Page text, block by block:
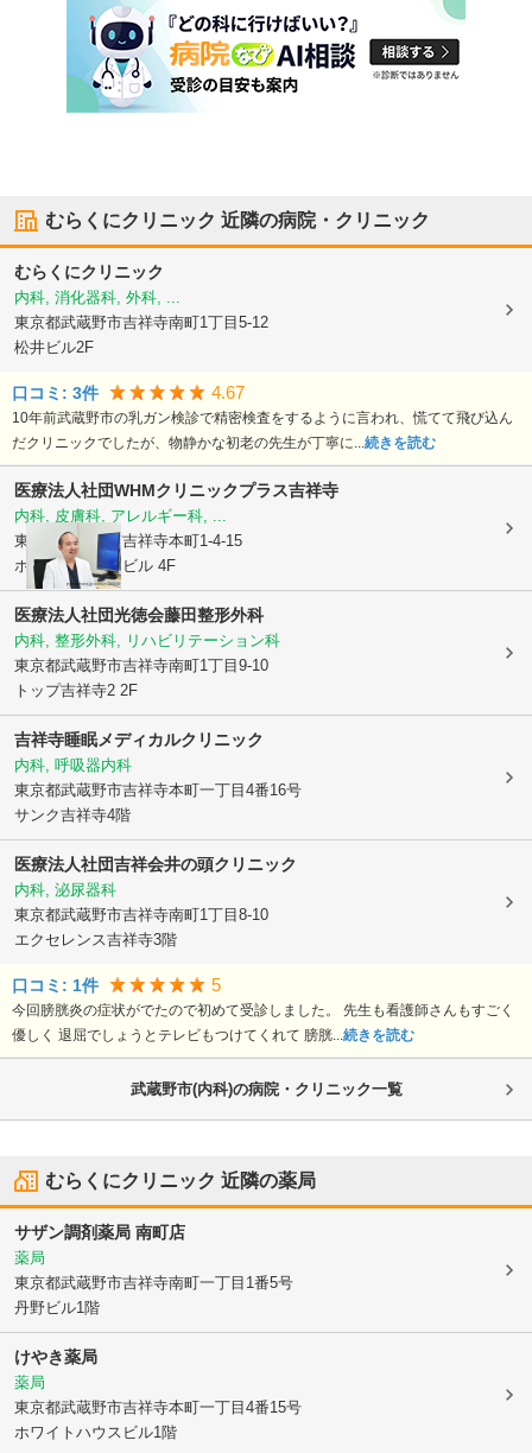
むらくにクリニック 近隣の病院・クリニック
むらくにクリニック
内科, 消化器科, 外科, ...
東京都武蔵野市吉祥寺南町1丁目5-12
松井ビル2F
口コミ: 3件 4.67
10年前武蔵野市の乳ガン検診で精密検査をするように言われ、慌てて飛び込ん
だクリニックでしたが、物静かな初老の先生が丁寧に... 続きを読む
医療法人社団WHMクリニックプラス吉祥寺
内科, 皮膚科, アレルギー科, ...
東京都武蔵野市吉祥寺本町1-4-15
ホワイトハウスビル 4F
医療法人社団光徳会藤田整形外科
内科, 整形外科, リハビリテーション科
東京都武蔵野市吉祥寺南町1丁目9-10
トップ吉祥寺2 2F
吉祥寺睡眠メディカルクリニック
内科, 呼吸器内科
東京都武蔵野市吉祥寺本町一丁目4番16号
サンク吉祥寺4階
医療法人社団吉祥会井の頭クリニック
内科, 泌尿器科
東京都武蔵野市吉祥寺南町1丁目8-10
エクセレンス吉祥寺3階
口コミ: 1件 5
今回膀胱炎の症状がでたので初めて受診しました。 先生も看護師さんもすごく
優しく 退屈でしょうとテレビもつけてくれて 膀胱... 続きを読む
武蔵野市(内科)の病院・クリニック一覧
むらくにクリニック 近隣の薬局
サザン調剤薬局 南町店
薬局
東京都武蔵野市吉祥寺南町一丁目1番5号
丹野ビル1階
けやき薬局
薬局
東京都武蔵野市吉祥寺本町一丁目4番15号
ホワイトハウスビル1階